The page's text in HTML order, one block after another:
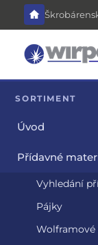
SORTIMENT
Úvod
Přídavné
Vyhledání
Pájky